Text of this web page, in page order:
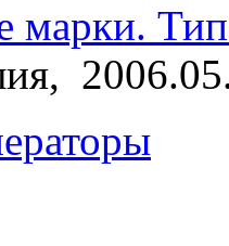
марки.